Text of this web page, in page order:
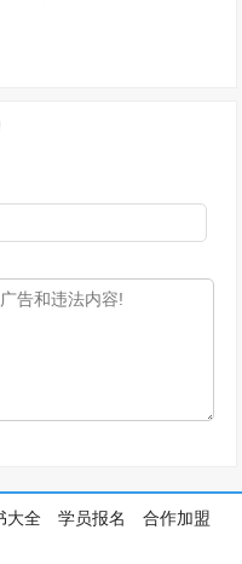
大全 学员报名
合作加盟